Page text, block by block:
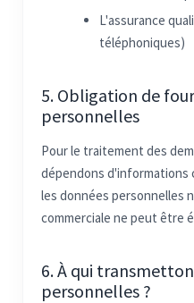
L'assurance
téléphoniques)
5. Obligation de
personnelles
Pour le traitement des
dépendons d'informations
les données personnelles
commerciale ne peut être
6. À qui
personnelles ?